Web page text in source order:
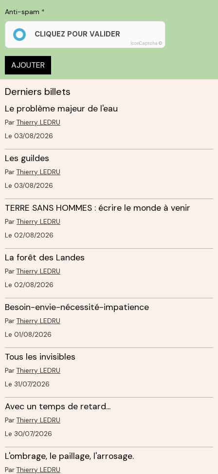
Anti-spam
CLIQUEZ POUR VALIDER
IconCaptcha ©
AJOUTER
Derniers billets
Le problème majeur de l'eau
Par Thierry LEDRU
Le 03/08/2026
Les guildes
Par Thierry LEDRU
Le 03/08/2026
TERRE SANS HOMMES : écrire le monde à venir
Par Thierry LEDRU
Le 02/08/2026
La forêt des Landes
Par Thierry LEDRU
Le 02/08/2026
Besoin-envie-nécessité-impatience
Par Thierry LEDRU
Le 01/08/2026
Tous les invisibles
Par Thierry LEDRU
Le 31/07/2026
Avec un temps de retard...
Par Thierry LEDRU
Le 30/07/2026
L'ombrage, le paillage, l'arrosage.
Par Thierry LEDRU